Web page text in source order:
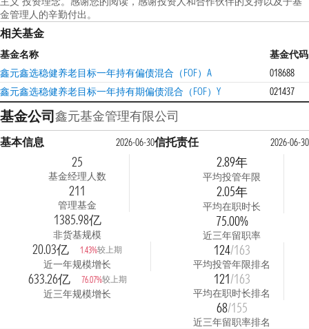
金管理人的辛勤付出。
相关基金
基金名称
基金代码
鑫元鑫选稳健养老目标一年持有偏债混合（FOF）A
018688
鑫元鑫选稳健养老目标一年持有期偏债混合（FOF）Y
021437
基金公司鑫元基金管理有限公司
基本信息 2026-06-30
25
基金经理人数
211
管理基金
1385.98亿
非货基规模
20.03亿 1.43%较上期
近一年规模增长
633.26亿 76.07%较上期
近三年规模增长
信托责任 2026-06-30
2.89年
平均投管年限
2.05年
平均在职时长
75.00%
近三年留职率
124/163
平均投管年限排名
121/163
平均在职时长排名
68/155
近三年留职率排名